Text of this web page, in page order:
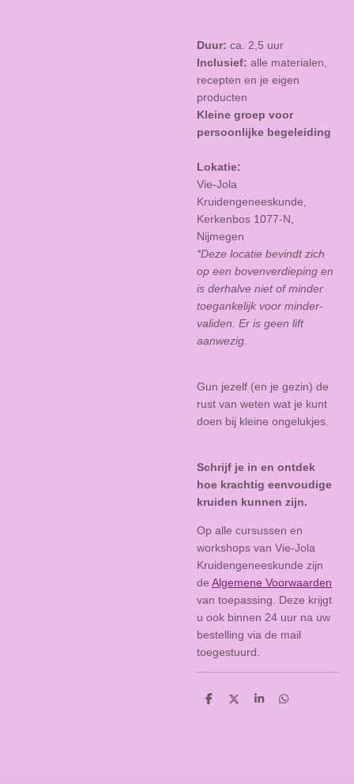
Duur: ca. 2,5 uur
Inclusief: alle materialen,
recepten en je eigen
producten
Kleine groep voor
persoonlijke begeleiding
Lokatie:
Vie-Jola
Kruidengeneeskunde,
Kerkenbos 1077-N,
Nijmegen
*Deze locatie bevindt zich
op een bovenverdieping en
is derhalve niet of minder
toegankelijk voor minder-
validen. Er is geen lift
aanwezig.
Gun jezelf (en je gezin) de
rust van weten wat je kunt
doen bij kleine ongelukjes.
Schrijf je in en ontdek
hoe krachtig eenvoudige
kruiden kunnen zijn.
Op alle cursussen en
workshops van Vie-Jola
Kruidengeneeskunde zijn
de Algemene Voorwaarden
van toepassing. Deze krijgt
u ook binnen 24 uur na uw
bestelling via de mail
toegestuurd.
D
D
S
D